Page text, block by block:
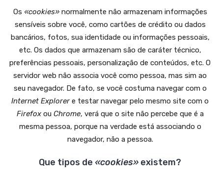
Os «cookies»normalmente não armazenam informações
sensíveis sobre você, como cartões de crédito ou dados
bancários, fotos, sua identidade ou informações pessoais,
etc. Os dados que armazenam são de caráter técnico,
preferências pessoais, personalização de conteúdos, etc. O
servidor web não associa você como pessoa, mas sim ao
seu navegador. De fato, se você costuma navegar com o
Internet Explorer e testar navegar pelo mesmo site com o
Firefoxou Chrome, verá que o site não percebe que é a
mesma pessoa, porque na verdade está associando o
navegador, não a pessoa.
Que tipos de «cookies» existem?